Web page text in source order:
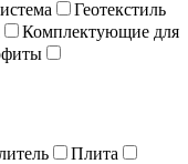
Геотекстиль
Комплектующие для
Плита